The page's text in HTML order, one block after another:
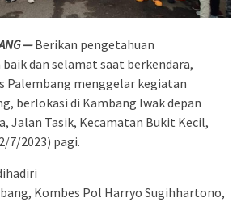
— Berikan pengetahuan
dan selamat saat berkendara,
Palembang menggelar kegiatan
berlokasi di Kambang Iwak depan
Jalan Tasik, Kecamatan Bukit Kecil,
7/2023) pagi.
Kombes Pol Harryo Sugihhartono,